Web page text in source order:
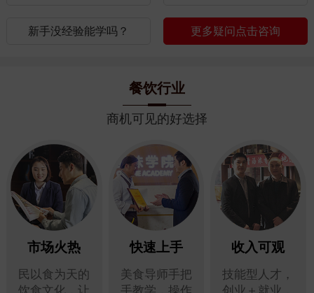
新手没经验能学吗？ 更多疑问点击咨询
餐饮行业
商机可见的好选择
市场火热
民以食为天的
快速上手
美食导师手把
收入可观
技能型人才，